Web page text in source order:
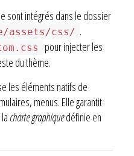
sont intégrés dans le dossier
assets/css/ .
pour injecter les
du thème.
les éléments natifs de
menus. Elle garantit
charte graphiquedéfinie en